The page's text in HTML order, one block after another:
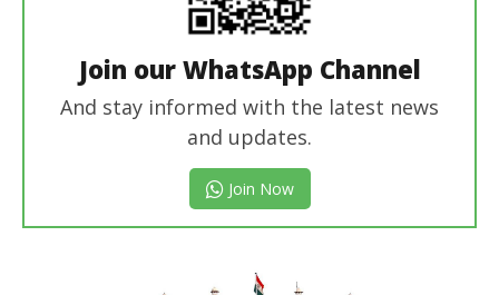
Join our WhatsApp Channel
And stay informed with the latest news
and updates.
Join Now